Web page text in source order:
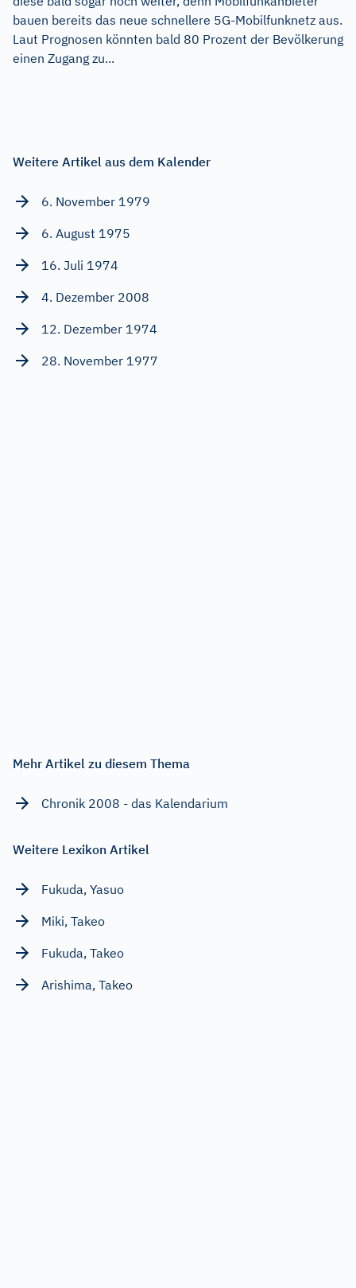
bauen bereits das neue schnellere 5G-Mobilfunknetz aus.
Laut Prognosen könnten bald 80 Prozent der Bevölkerung
einen Zugang zu...
Weitere Artikel aus dem Kalender
6. November 1979
6. August 1975
16. Juli 1974
4. Dezember 2008
12. Dezember 1974
28. November 1977
Mehr Artikel zu diesem Thema
Chronik 2008 - das Kalendarium
Weitere Lexikon Artikel
Fukuda, Yasuo
Miki, Takeo
Fukuda, Takeo
Arishima, Takeo